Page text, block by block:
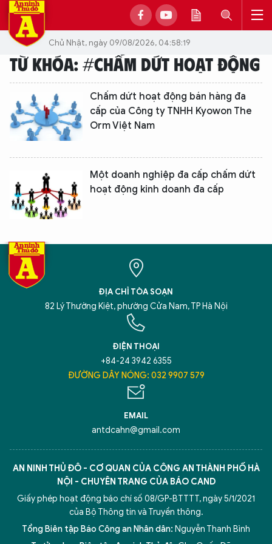
Chủ Nhật, ngày 09/08/2026, 04:58:19
TỪ KHÓA: #CHẤM DỨT HOẠT ĐỘNG
Chấm dứt hoạt động bán hàng đa
cấp của Công ty TNHH Kyowon The
Orm Việt Nam
Một doanh nghiệp đa cấp chấm dứt
hoạt động kinh doanh đa cấp
ĐỊA CHỈ TÒA SOẠN
82 Lý Thường Kiệt, phường Cửa Nam, TP Hà Nội
ĐIỆN THOẠI
+84-24 3942 6355
ĐƯỜNG DÂY NÓNG: 032 9907 579
EMAIL
antdcahn@gmail.com
AN NINH THỦ ĐÔ - CƠ QUAN CỦA CÔNG AN THÀNH PHỐ HÀ
NỘI - CHUYÊN TRANG CỦA BÁO CAND
Giấy phép hoạt động báo chí số 08/GP-BTTTT, ngày 5/1/2021
của Bộ Thông tin và Truyền thông.
Tổng Biên tập Báo Công an Nhân dân: Nguyễn Thanh Bình
XIN CHÀO,
TÔI LÀ CHATBOT CỦA
Hãy hỏi tôi bất kỳ điều gì bạn cần biết về
An Ninh Thủ Đô nhé. Tôi sẵn sàng hỗ trợ!